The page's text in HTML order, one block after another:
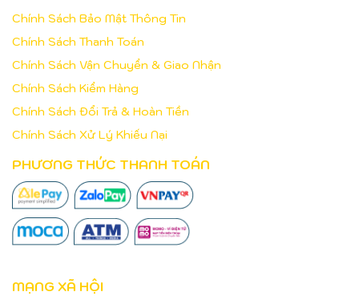
Chính Sách Bảo Mật Thông Tin
Chính Sách Thanh Toán
Chính Sách Vận Chuyển & Giao Nhận
Chính Sách Kiểm Hàng
Chính Sách Đổi Trả & Hoàn Tiền
Chính Sách Xử Lý Khiếu Nại
PHƯƠNG THỨC THANH TOÁN
MẠNG XÃ HỘI